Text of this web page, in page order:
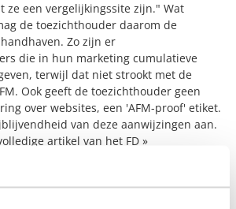
ze een vergelijkingssite zijn." Wat
de toezichthouder daarom de
Zo zijn er
die in hun marketing cumulatieve
terwijl dat niet strookt met de
Ook geeft de toezichthouder geen
over websites, een 'AFM-proof' etiket.
van deze aanwijzingen aan.
artikel van het FD »
Dagblad